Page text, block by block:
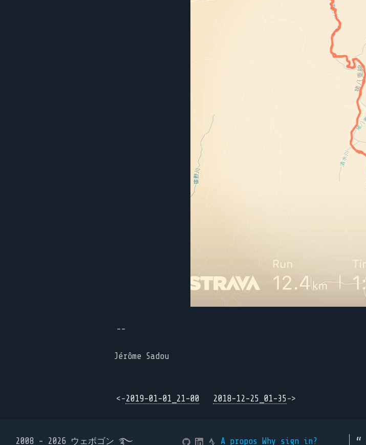
--
Jérôme Sadou
<-2019-01-01_21-00 2018-12-25_01-35->
2008 - 2026 ウェボゴン ࿐ A propos Why sign in?